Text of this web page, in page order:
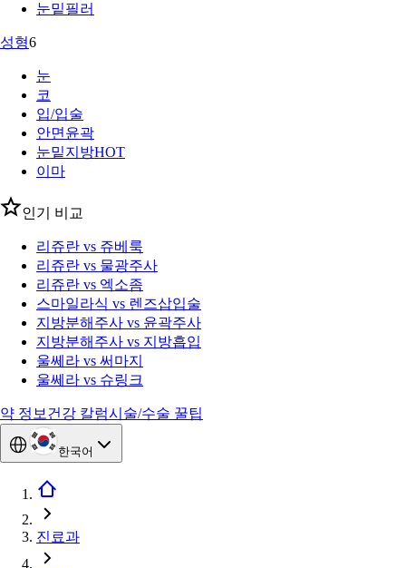
눈밑필러
성형6
눈
코
입/입술
안면윤곽
눈밑지방HOT
이마
인기 비교
리쥬란 vs 쥬베룩
리쥬란 vs 물광주사
리쥬란 vs 엑소좀
스마일라식 vs 렌즈삽입술
지방분해주사 vs 윤곽주사
지방분해주사 vs 지방흡입
울쎄라 vs 써마지
울쎄라 vs 슈링크
약 정보 건강 칼럼시술/수술 꿀팁
한국어
진료과